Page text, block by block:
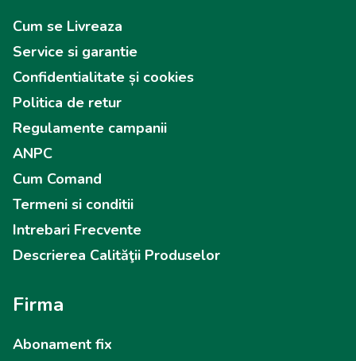
Cum se Livreaza
Service si garantie
Confidentialitate și cookies
Politica de retur
Regulamente campanii
ANPC
Cum Comand
Termeni si conditii
Intrebari Frecvente
Descrierea Calităţii Produselor
Firma
Abonament fix